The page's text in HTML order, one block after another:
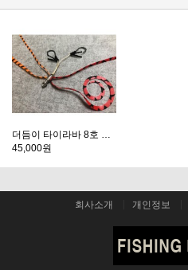
더듬이 타이라바 8호 세트상품
45,000원
회사소개 개인정보